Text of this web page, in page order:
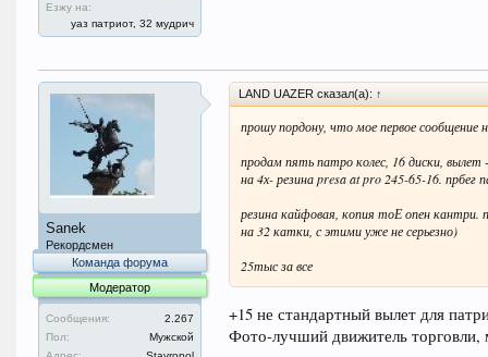
Езжу на:
уаз патриот, 32 мудрич
Sanek
Рекордсмен
Команда форума
Модератор
Сообщения:
2.267
Пол:
Мужской
LAND UAZER сказал(а): ↑
прошу пордону, что мое первое сообщение
продам пять патро колес, 16 диски,
на 4х- резина presa at pro 245-65-16.
резина кайфовая, копия тоЕ опен кантри.
на 32 катки, с этими уже не серьезно)
25тыс за все
+15 не стандартный вылет для
Фото-лучший движитель торговли,